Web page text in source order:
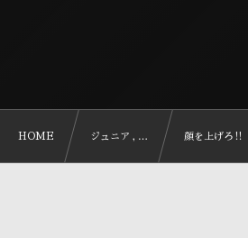
HOME ジュニア , … 顔を上げろ‼️